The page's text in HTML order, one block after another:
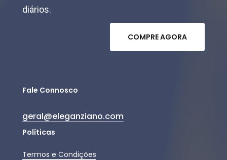
diários.
COMPREAGORA
Fale Connosco
geral@eleganziano.com
Políticas
Termos e Condições